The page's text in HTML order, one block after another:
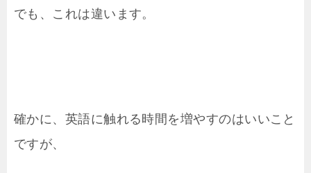
でも、これは違います。
確かに、英語に触れる時間を増やすのはいいこと
ですが、